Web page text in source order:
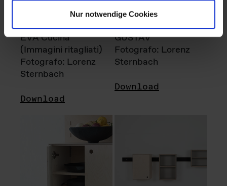
Nur notwendige Cookies
EVA Cucina
(Immagini ritagliati)
Fotografo: Lorenz
Sternbach
Download
GUSTAV
Fotografo: Lorenz
Sternbach
Download